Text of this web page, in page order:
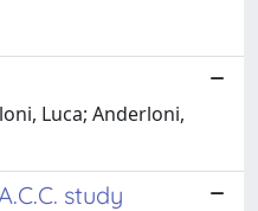
Luca; Anderloni,
study